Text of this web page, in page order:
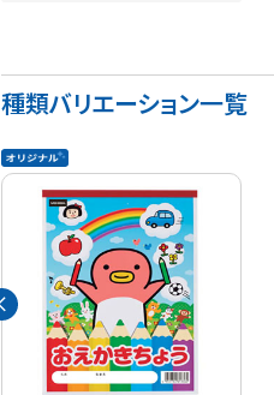
種類バリエーション一覧